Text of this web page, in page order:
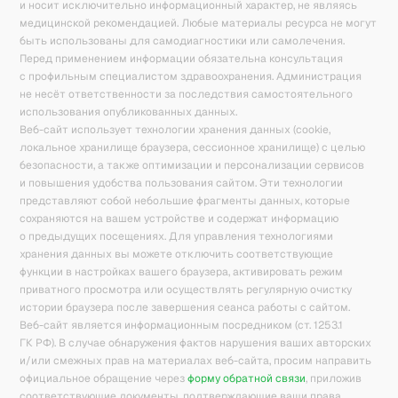
и носит исключительно информационный характер, не являясь
медицинской рекомендацией. Любые материалы ресурса не могут
быть использованы для самодиагностики или самолечения.
Перед применением информации обязательна консультация
с профильным специалистом здравоохранения. Администрация
не несёт ответственности за последствия самостоятельного
использования опубликованных данных.
Веб-сайт использует технологии хранения данных (cookie,
локальное хранилище браузера, сессионное хранилище) с целью
безопасности, а также оптимизации и персонализации сервисов
и повышения удобства пользования сайтом. Эти технологии
представляют собой небольшие фрагменты данных, которые
сохраняются на вашем устройстве и содержат информацию
о предыдущих посещениях. Для управления технологиями
хранения данных вы можете отключить соответствующие
функции в настройках вашего браузера, активировать режим
приватного просмотра или осуществлять регулярную очистку
истории браузера после завершения сеанса работы с сайтом.
Веб-сайт является информационным посредником (ст. 1253.1
ГК РФ). В случае обнаружения фактов нарушения ваших авторских
и/или смежных прав на материалах веб-сайта, просим направить
официальное обращение через форму обратной связи, приложив